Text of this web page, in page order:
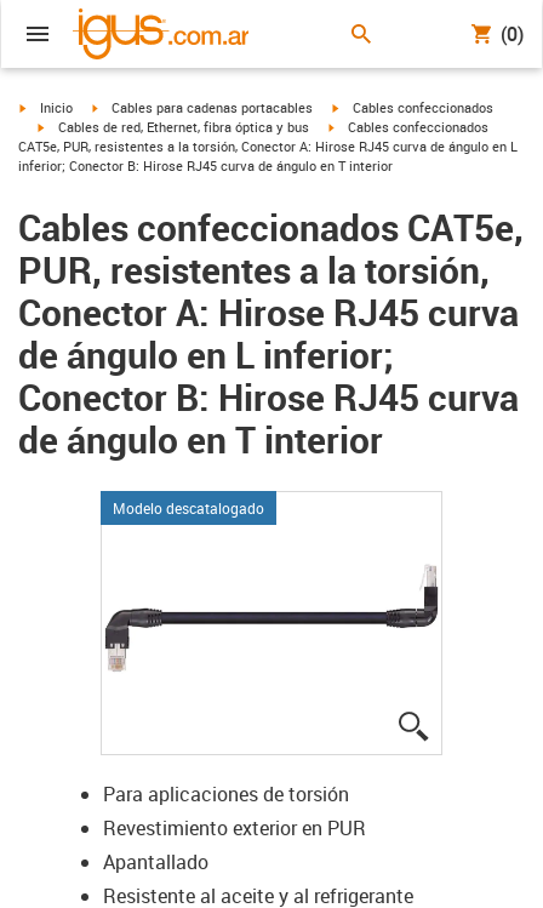
(0)
igus-icon-arrow-right
Inicio igus-icon-arrow-right
Cables para cadenas portacables igus-icon-arrow-right
Cables confeccionados
igus-icon-arrow-right
Cables de red, Ethernet, fibra óptica y bus igus-icon-arrow-right
Cables confeccionados
CAT5e, PUR, resistentes a la torsión, Conector A: Hirose RJ45 curva de ángulo en L
inferior; Conector B: Hirose RJ45 curva de ángulo en T interior
Cables confeccionados CAT5e,
PUR, resistentes a la torsión,
Conector A: Hirose RJ45 curva
de ángulo en L inferior;
Conector B: Hirose RJ45 curva
de ángulo en T interior
Modelo descatalogado
Para aplicaciones de torsión
Revestimiento exterior en PUR
Apantallado
Resistente al aceite y al refrigerante